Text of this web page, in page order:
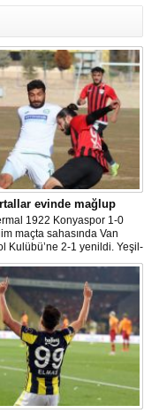
evinde mağlup
1922 Konyaspor 1-0
maçta sahasında Van
Kulübü’ne 2-1 yenildi. Yeşil-
haftayı 19 puanla 14.